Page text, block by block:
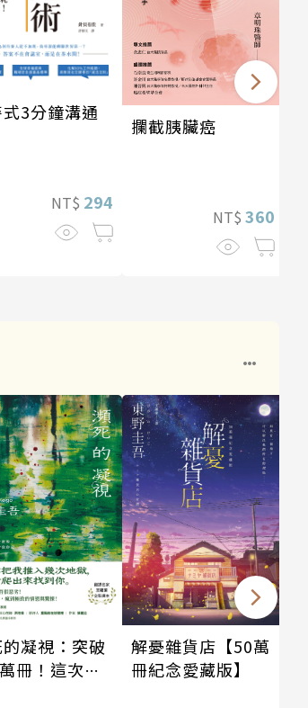
3分鐘溝通
NT$ 294
攔截胰臟癌
NT$ 360
凝視：突破
冊！這次的
解憂雜貨店【50萬
冊紀念愛藏版】